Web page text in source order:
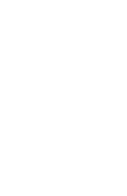
kaliumjodide,
fyllochinon,